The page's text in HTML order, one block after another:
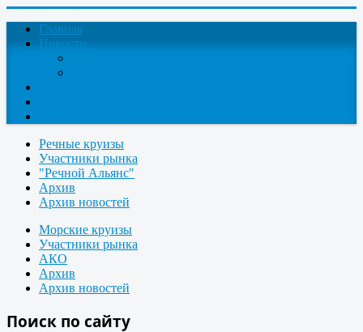
Главная
Новости
Речные круизы
Участники рынка
"Речной Альянс"
Архив
Архив новостей
Морские круизы
Участники рынка
АКО
Архив
Архив новостей
Поиск по сайту